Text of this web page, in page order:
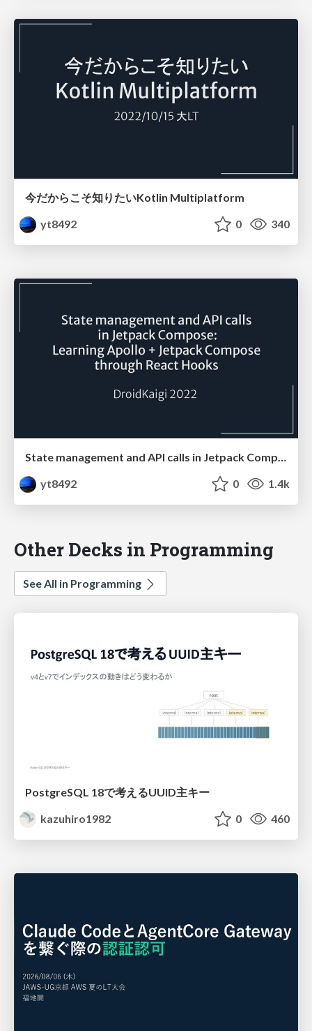
今だからこそ知りたいKotlin Multiplatform
yt8492
0 340
State management and API calls in Jetpack Compose: Learning Apollo + Jetpack Compose through React Hooks
yt8492
0 1.4k
Other Decks in Programming
See All in Programming
PostgreSQL 18で考えるUUID主キー
kazuhiro1982
0 460